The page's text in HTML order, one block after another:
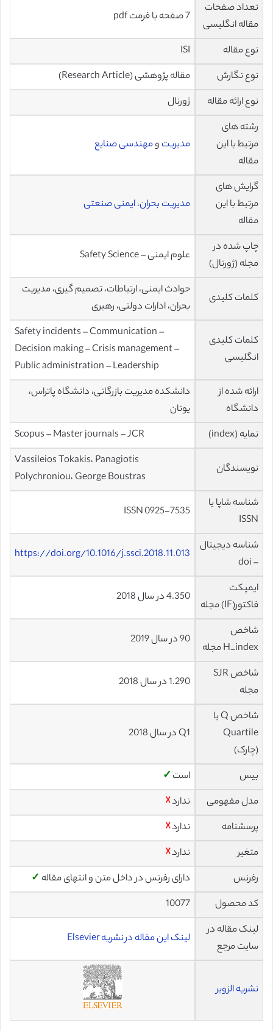
تعداد صفحات
مقاله انگلیسی
7 صفحه با فرمت pdf
نوع مقاله
ISI
نوع نگارش
مقاله پژوهشی (Research Article)
نوع ارائه مقاله
ژورنال
رشته های
مرتبط با این
مقاله
مدیریت ومهندسی صنایع
گرایش های
مرتبط با این
مقاله
مدیریت بحران،ایمنی صنعتی
چاپ شده در
مجله (ژورنال)
علوم ایمنی – Safety Science
کلمات کلیدی
حوادث ایمنی، ارتباطات، تصمیم گیری، مدیریت
بحران، ادارات دولتی، رهبری
کلمات کلیدی
انگلیسی
Safety incidents – Communication –
Decision making – Crisis management –
Public administration – Leadership
ارائه شده از
دانشگاه
دانشکده مدیریت بازرگانی، دانشگاه پاتراس،
یونان
نمایه (index)
Scopus – Master journals – JCR
نویسندگان
Vassileios Tokakis، Panagiotis
Polychroniou، George Boustras
شناسه شاپا یا
ISSN
ISSN 0925-7535
شناسه دیجیتال
– doi
https://doi.org/10.1016/j.ssci.2018.11.013
ایمپکت
فاکتور(IF) مجله
4.350 در سال 2018
شاخص
H_index مجله
90 در سال 2019
شاخص SJR
مجله
1.290 در سال 2018
شاخص Q یا
Quartile
(چارک)
Q1 در سال 2018
بیس است ✓
مدل مفهومی
ندارد☓
پرسشنامه
ندارد☓
متغیر
ندارد☓
رفرنس
دارای رفرنس در داخل متن و انتهای مقاله ✓
کد محصول
10077
لینک مقاله در
سایت مرجع
لینک این مقاله در نشریه Elsevier
نشریه الزویر